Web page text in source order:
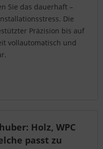
Sie das dauerhaft –
Die
Präzision bis auf
vollautomatisch und
Holz, WPC
passt zu